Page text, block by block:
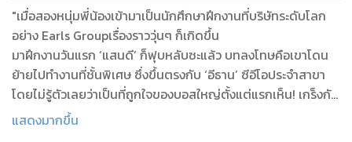
"เมื่อสองหนุ่มพี่น้องเข้ามาเป็นนักศึกษาฝึกงานที่บริษัทระดับโลก
อย่าง Earls Groupเรื่องราววุ่นๆ ก็เกิดขึ้น
มาฝึกงานวันแรก ‘แสนดี’ ก็ฟุบหลับซะแล้ว บทลงโทษคือเขาโดน
ย้ายไปทำงานที่ชั้นพิเศษ ซึ่งขึ้นตรงกับ ‘อีธาน’ ซีอีโอประจำสาขา
โดยไม่รู้ตัวเลยว่าเป็นที่ถูกใจของบอสใหญ่ตั้งแต่แรกเห็น! เกร็งกับ
ภาษาอังกฤษที่ไปไม่เป็นเอาซะเลยก็ว่าแย่แล้ว นี่ต้องมาเจอ ‘ฝรั่ง’
แสดงมากขึ้น